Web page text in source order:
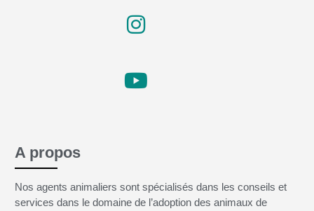
A propos
Nos agents animaliers sont spécialisés dans les conseils et
services dans le domaine de l’adoption des animaux de